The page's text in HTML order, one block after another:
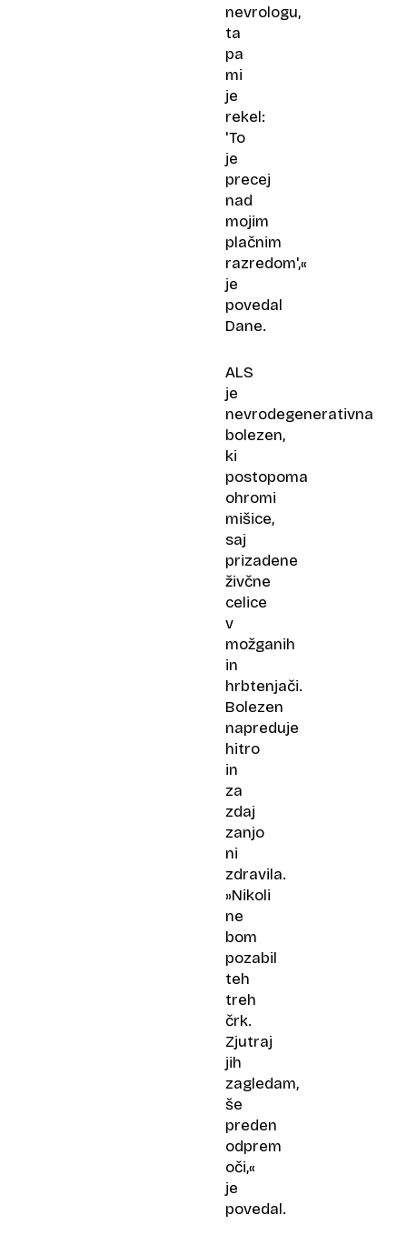
nevrologu,
ta
pa
mi
je
rekel:
'To
je
precej
nad
mojim
plačnim
razredom',«
je
povedal
Dane.
ALS
je
nevrodegenerativna
bolezen,
ki
postopoma
ohromi
mišice,
saj
prizadene
živčne
celice
v
možganih
in
hrbtenjači.
Bolezen
napreduje
hitro
in
za
zdaj
zanjo
ni
zdravila.
»Nikoli
ne
bom
pozabil
teh
treh
črk.
Zjutraj
jih
zagledam,
še
preden
odprem
oči,«
je
povedal.